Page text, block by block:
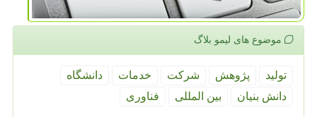
موضوع های لیمو بلاگ
تولید پژوهش شركت خدمات
دانشگاه
دانش بنیان
بین المللی فناوری